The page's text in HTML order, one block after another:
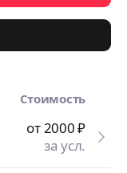
Стоимость
от 2000₽
за усл.